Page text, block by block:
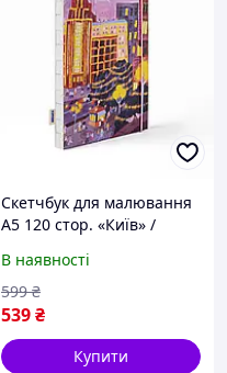
Скетчбук для малювання
А5 120 стор. «Київ» /
чистими аркушами
В наявності
539₴
599 ₴
Купити